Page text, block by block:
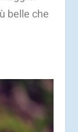
belle che